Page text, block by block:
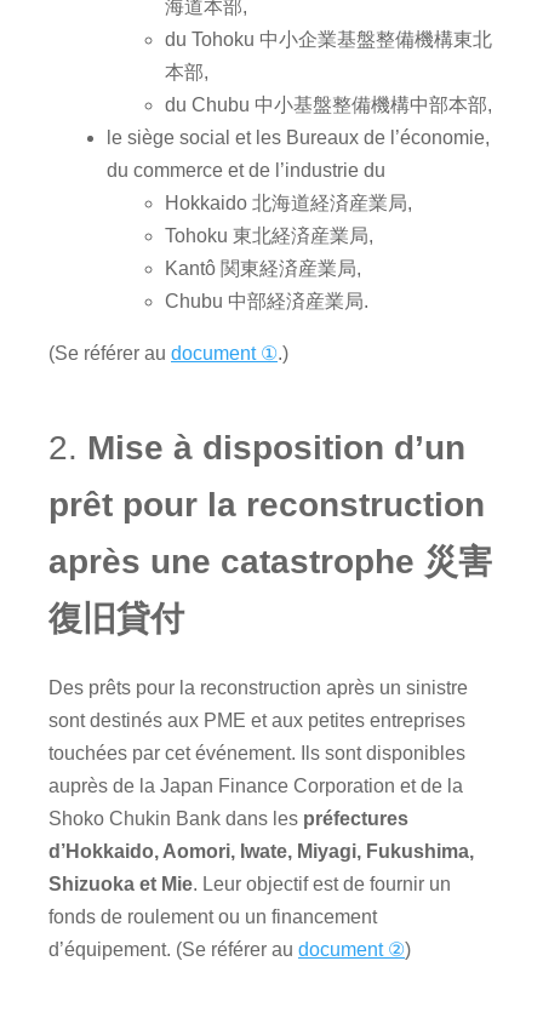
海道本部,
du Tohoku 中小企業基盤整備機構東北
本部,
du Chubu 中小基盤整備機構中部本部,
le siège social et les Bureaux de l’économie,
du commerce et de l’industrie du
Hokkaido 北海道経済産業局,
Tohoku 東北経済産業局,
Kantô 関東経済産業局,
Chubu 中部経済産業局.
(Se référer au document ①.)
2. Mise à disposition d’un
prêt pour la reconstruction
après une catastrophe 災害
復旧貸付
Des prêts pour la reconstruction après un sinistre
sont destinés aux PME et aux petites entreprises
touchées par cet événement. Ils sont disponibles
auprès de la Japan Finance Corporation et de la
Shoko Chukin Bank dans les préfectures
d’Hokkaido, Aomori, Iwate, Miyagi, Fukushima,
Shizuoka et Mie. Leur objectif est de fournir un
fonds de roulement ou un financement
d’équipement. (Se référer au document ②)